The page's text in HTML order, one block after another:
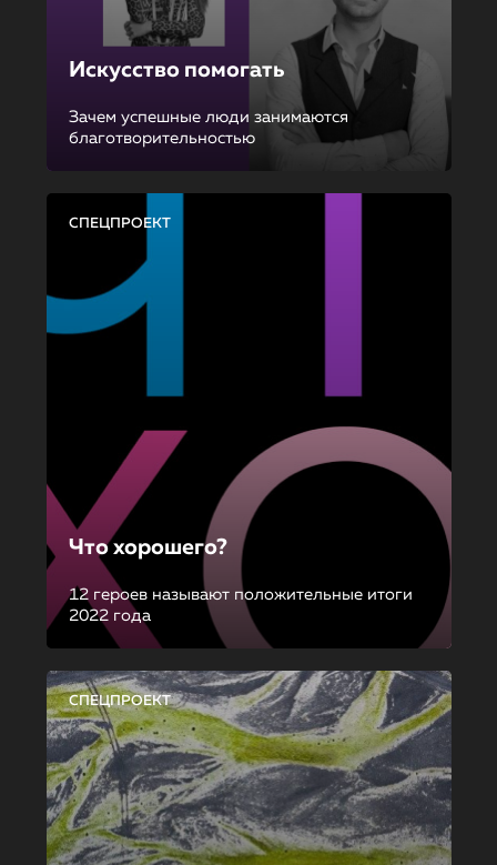
Искусство помогать
Зачем успешные люди занимаются
благотворительностью
СПЕЦПРОЕКТ
Что хорошего?
12 героев называют положительные итоги
2022 года
СПЕЦПРОЕКТ